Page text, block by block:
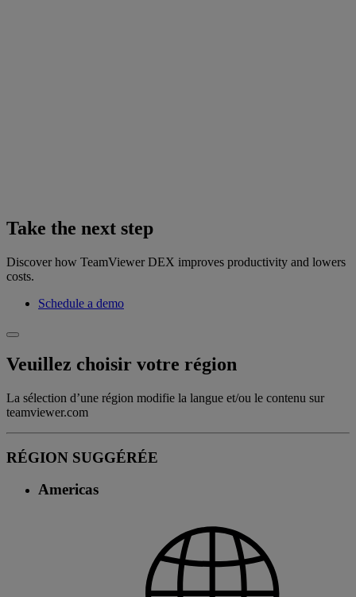
Take the next step
Discover how TeamViewer DEX improves productivity and lowers
costs.
Schedule a demo
Veuillez choisir votre région
La sélection d’une région modifie la langue et/ou le contenu sur
teamviewer.com
RÉGION SUGGÉRÉE
Americas